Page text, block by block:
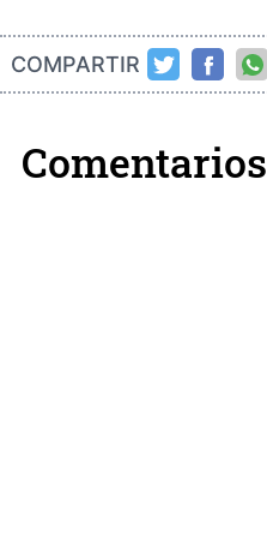
COMPARTIR
Comentarios